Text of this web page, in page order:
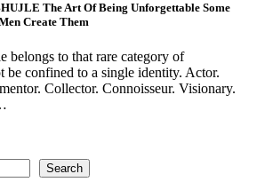
The Art Of Being Unforgettable Some
Create Them
belongs to that rare category of
be confined to a single identity. Actor.
Collector. Connoisseur. Visionary.
Search